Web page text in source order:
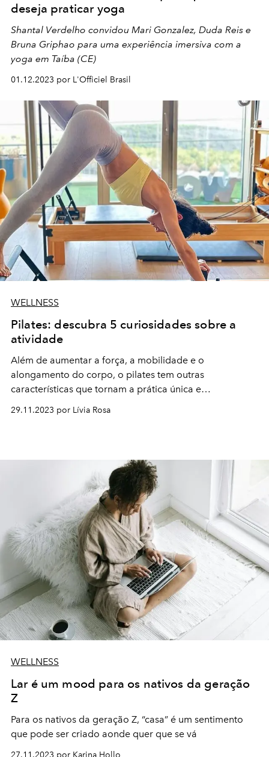
deseja praticar yoga
Shantal Verdelho convidou Mari Gonzalez, Duda Reis e
Bruna Griphao para uma experiência imersiva com a
yoga em Taíba (CE)
01.12.2023 por L'Officiel Brasil
WELLNESS
Pilates: descubra 5 curiosidades sobre a
atividade
Além de aumentar a força, a mobilidade e o
alongamento do corpo, o pilates tem outras
características que tornam a prática única e
29.11.2023 por Lívia Rosa
WELLNESS
Lar é um mood para os nativos da geração
Z
Para os nativos da geração Z, “casa” é um sentimento
que pode ser criado aonde quer que se vá
27.11.2023 por Karina Hollo